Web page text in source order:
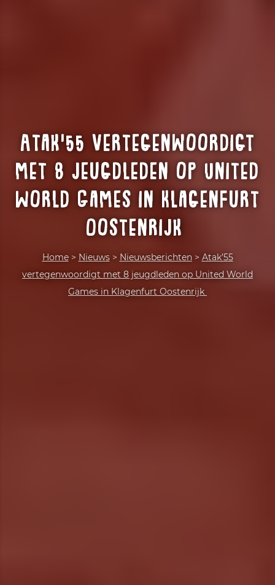
Atak’55 vertegenwoordigt
met 8 jeugdleden op United
World Games in Klagenfurt
Oostenrijk
Home > Nieuws > Nieuwsberichten > Atak’55
vertegenwoordigt met 8 jeugdleden op United World
Games in Klagenfurt Oostenrijk